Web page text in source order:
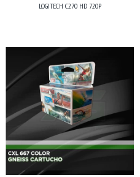
LOGITECH C270 HD 720P